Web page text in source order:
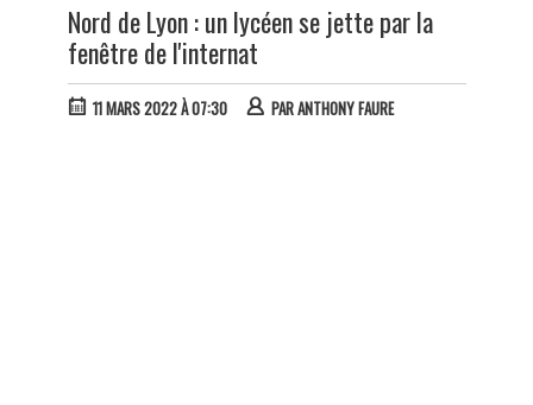
Nord de Lyon : un lycéen se jette par la
fenêtre de l'internat
11 MARS 2022 À 07:30 PARANTHONY FAURE